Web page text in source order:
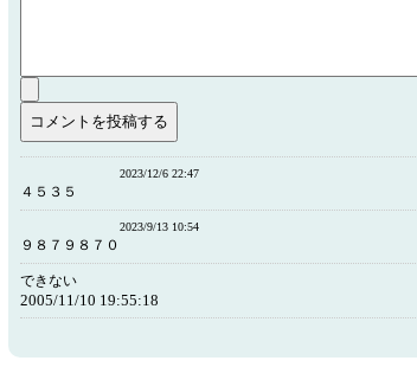
2023/12/6 22:47
４５３５
2023/9/13 10:54
９８７９８７０
できない
2005/11/10 19:55:18